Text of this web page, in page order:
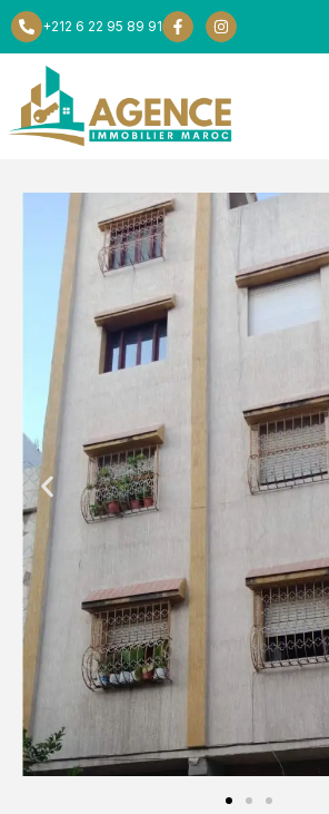
+212 6 22 95 89 91